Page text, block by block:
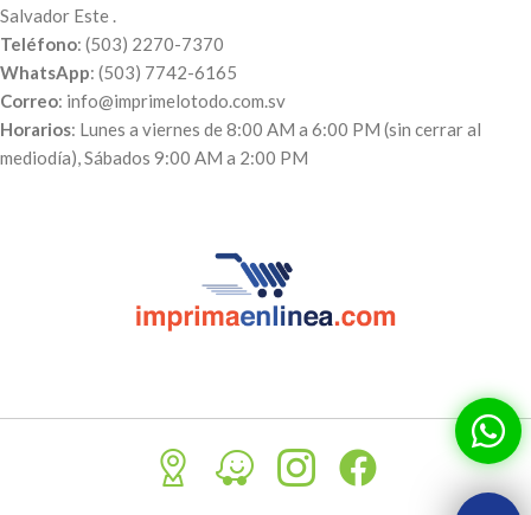
Salvador Este .
Teléfono: (503) 2270-7370
WhatsApp: (503) 7742-6165
Correo: info@imprimelotodo.com.sv
Horarios: Lunes a viernes de 8:00 AM a 6:00 PM (sin cerrar al
mediodía), Sábados 9:00 AM a 2:00 PM